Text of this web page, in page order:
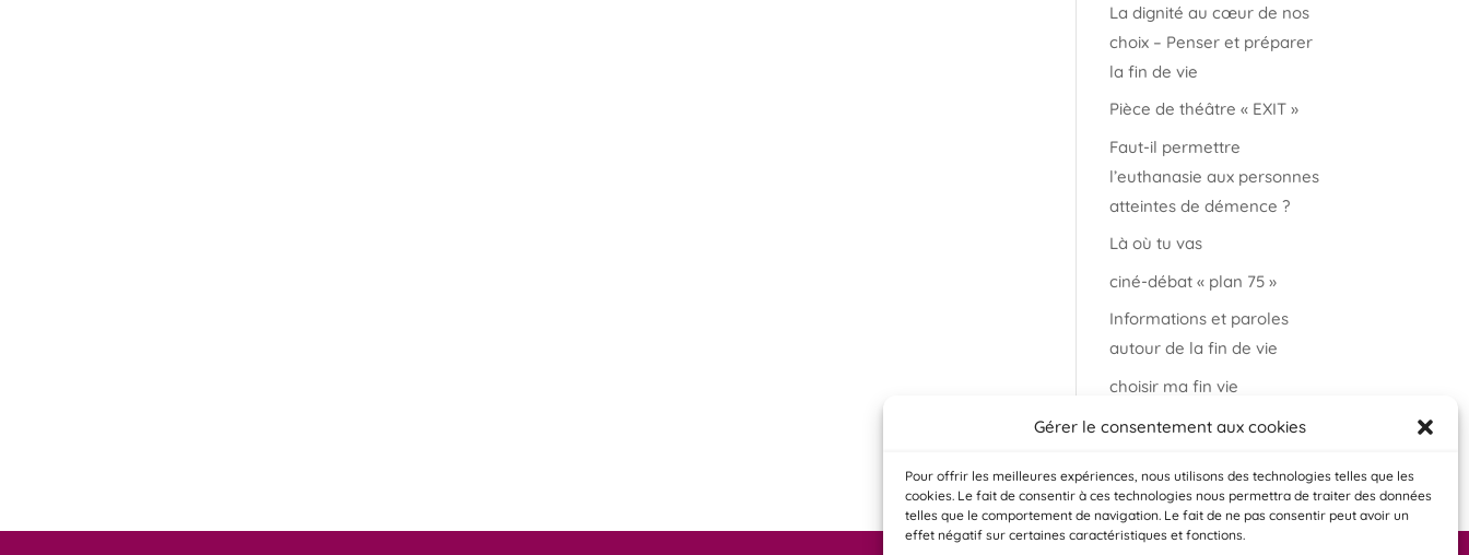
Gérer le consentement aux cookies
Pour offrir les meilleures expériences, nous utilisons des technologies telles que les
cookies. Le fait de consentir à ces technologies nous permettra de traiter des données
telles que le comportement de navigation. Le fait de ne pas consentir peut avoir un
effet négatif sur certaines caractéristiques et fonctions.
La dignité au cœur de nos
choix – Penser et préparer
la fin de vie
Pièce de théâtre « EXIT »
Faut-il permettre
l’euthanasie aux personnes
atteintes de démence ?
Là où tu vas
ciné-débat « plan 75 »
Informations et paroles
autour de la fin de vie
choisir ma fin vie
Salon « bien vieillir à